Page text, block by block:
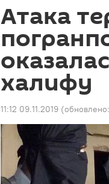
Атака
халифу
11:12 09.11.2019 (обновлено: